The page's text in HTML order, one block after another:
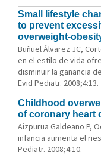
Small lifestyle
to prevent
overweight-
Buñuel Álvarez JC,
en el estilo de vida
disminuir la ganancia
Evid Pediatr. 2008;4:13.
Childhood
of coronary heart
Aizpurua Galdeano P,
infancia aumenta el
Pediatr. 2008;4:10.